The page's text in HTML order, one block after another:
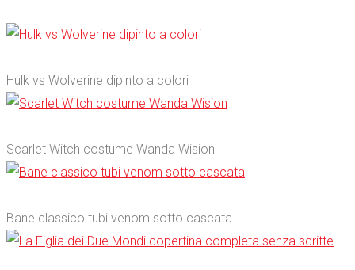
Hulk vs Wolverine dipinto a colori
Scarlet Witch costume Wanda Wision
Bane classico tubi venom sotto cascata